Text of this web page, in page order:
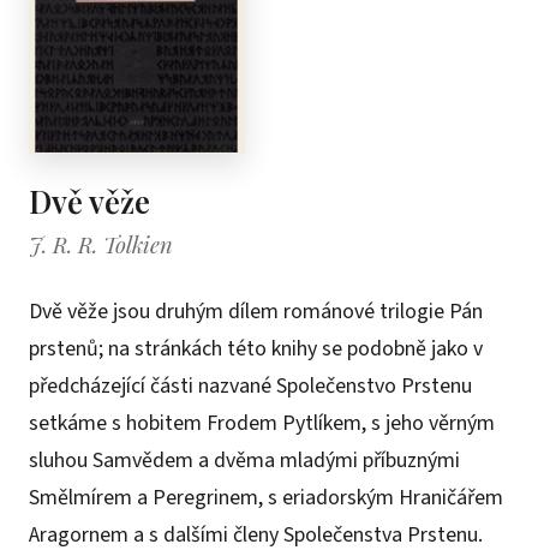
Dvě věže
J. R. R. Tolkien
Dvě věže jsou druhým dílem románové trilogie Pán
prstenů; na stránkách této knihy se podobně jako v
předcházející části nazvané Společenstvo Prstenu
setkáme s hobitem Frodem Pytlíkem, s jeho věrným
sluhou Samvědem a dvěma mladými příbuznými
Smělmírem a Peregrinem, s eriadorským Hraničářem
Aragornem a s dalšími členy Společenstva Prstenu.